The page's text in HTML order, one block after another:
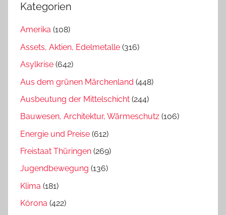
Kategorien
Amerika (108)
Assets, Aktien, Edelmetalle (316)
Asylkrise (642)
Aus dem grünen Märchenland (448)
Ausbeutung der Mittelschicht (244)
Bauwesen, Architektur, Wärmeschutz (106)
Energie und Preise (612)
Freistaat Thüringen (269)
Jugendbewegung (136)
Klima (181)
Kórona (422)